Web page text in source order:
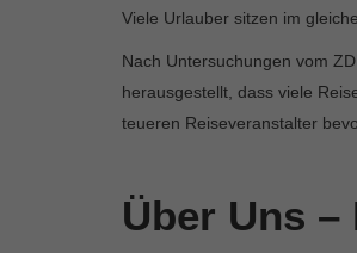
Viele Urlauber sitzen im
Nach Untersuchungen vom
herausgestellt, dass viele
teueren Reiseveranstalter
Über Uns